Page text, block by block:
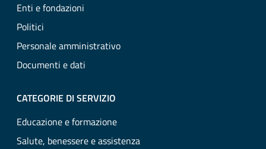
Enti e fondazioni
Politici
Personale amministrativo
Documenti e dati
CATEGORIE DI SERVIZIO
Educazione e formazione
Salute, benessere e assistenza